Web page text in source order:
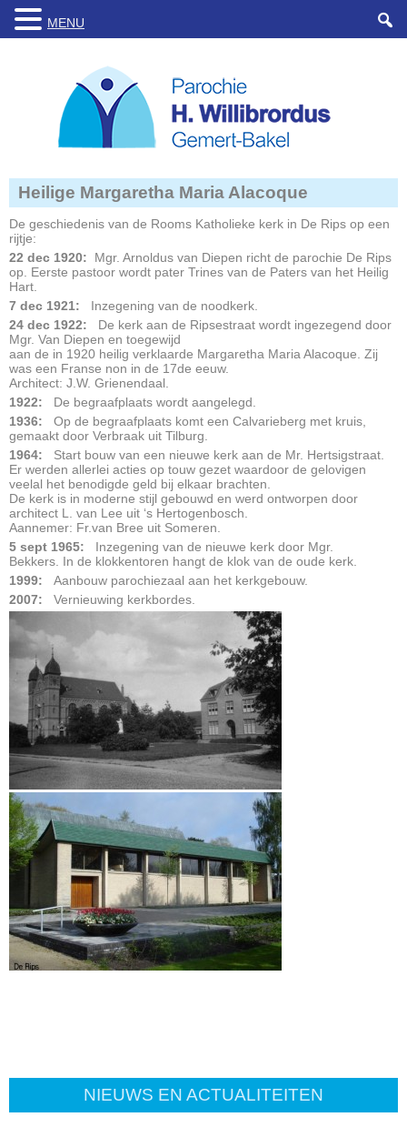
NIEUWS EN ACTUALITEITEN
Heilige Margaretha Maria Alacoque
De geschiedenis van de Rooms Katholieke kerk in De Rips op een
rijtje:
22 dec 1920: Mgr. Arnoldus van Diepen richt de parochie De Rips
op. Eerste pastoor wordt pater Trines van de Paters van het Heilig
Hart.
7 dec 1921:
Inzegening van de noodkerk.
24 dec 1922:
De kerk aan de Ripsestraat wordt ingezegend door
Mgr. Van Diepen en toegewijd
aan de in 1920 heilig verklaarde Margaretha Maria Alacoque. Zij
was een Franse non in de 17de eeuw.
Architect: J.W. Grienendaal.
1922:
De begraafplaats wordt aangelegd.
1936:
Op de begraafplaats komt een Calvarieberg met kruis,
gemaakt door Verbraak uit Tilburg.
1964:
Start bouw van een nieuwe kerk aan de Mr. Hertsigstraat.
Er werden allerlei acties op touw gezet waardoor de gelovigen
veelal het benodigde geld bij elkaar brachten.
De kerk is in moderne stijl gebouwd en werd ontworpen door
architect L. van Lee uit ‘s Hertogenbosch.
Aannemer: Fr.van Bree uit Someren.
5 sept 1965:
Inzegening van de nieuwe kerk door Mgr.
Bekkers. In de klokkentoren hangt de klok van de oude kerk.
1999:
Aanbouw parochiezaal aan het kerkgebouw.
2007:
Vernieuwing kerkbordes.
MENU